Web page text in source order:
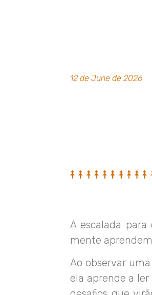
12 de June de 2026
A escalada
mente
Ao observar
ela aprende a